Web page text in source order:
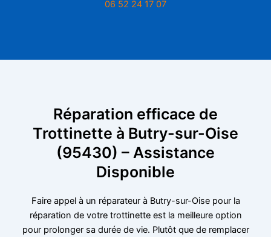
06 52 24 17 07
Réparation efficace de
Trottinette à Butry-sur-Oise
(95430) – Assistance
Disponible
Faire appel à un réparateur à Butry-sur-Oise pour la
réparation de votre trottinette est la meilleure option
pour prolonger sa durée de vie. Plutôt que de remplacer